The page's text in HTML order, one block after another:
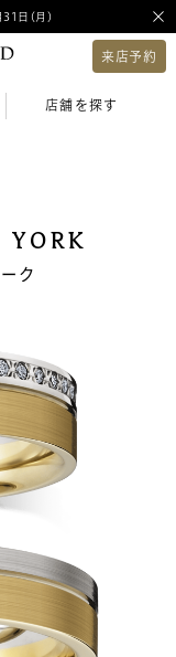
31日(月)
来店予約
店舗を探す
ク